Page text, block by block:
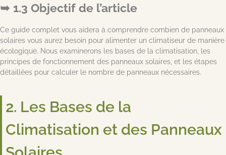
1.3 Objectif de l’article
Ce guide complet vous aidera à comprendre combien de panneaux
solaires vous aurez besoin pour alimenter un climatiseur de manière
écologique. Nous examinerons les bases de la climatisation, les
principes de fonctionnement des panneaux solaires, et les étapes
détaillées pour calculer le nombre de panneaux nécessaires.
2. Les Bases de la
Climatisation et des Panneaux